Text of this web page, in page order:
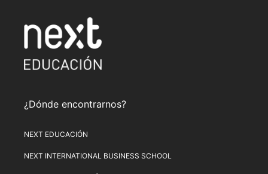
¿Dónde encontrarnos?
NEXT EDUCACIÓN
NEXT INTERNATIONAL BUSINESS SCHOOL